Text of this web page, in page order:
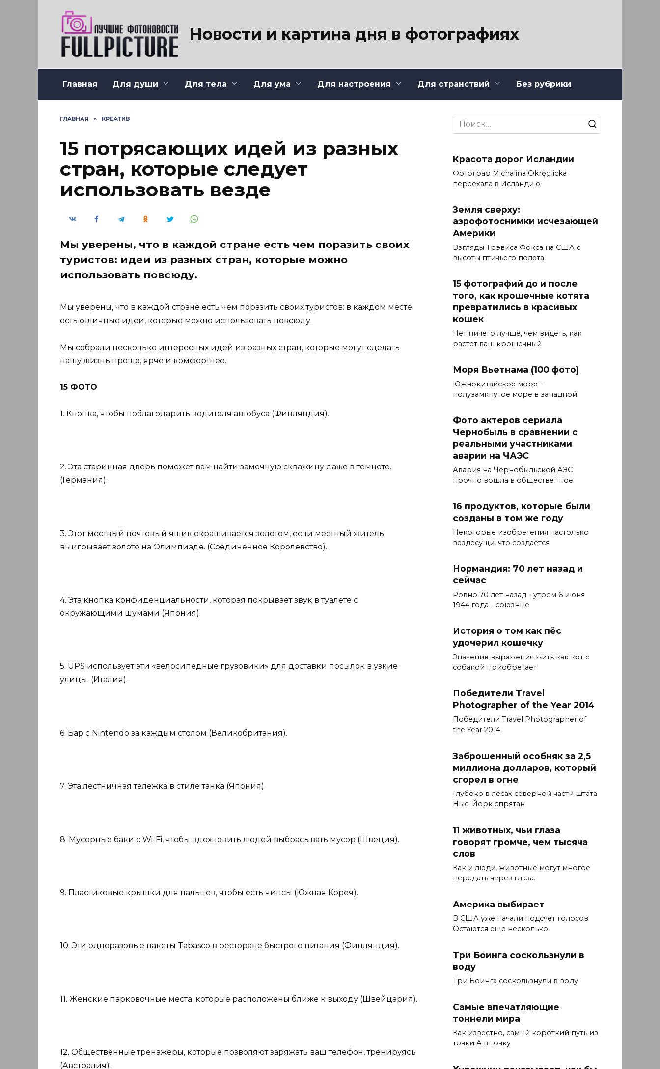
Новости и картина дня в фотографиях
Главная Для души Для тела Для ума Для настроения Для странствий Без рубрики
ГЛАВНАЯ » КРЕАТИВ
15 потрясающих идей из разных
стран, которые следует
использовать везде
Мы уверены, что в каждой стране есть чем поразить своих
туристов: идеи из разных стран, которые можно
использовать повсюду.
Мы уверены, что в каждой стране есть чем поразить своих туристов: в каждом месте
есть отличные идеи, которые можно использовать повсюду.
Мы собрали несколько интересных идей из разных стран, которые могут сделать
нашу жизнь проще, ярче и комфортнее.
15 ФОТО
1. Кнопка, чтобы поблагодарить водителя автобуса (Финляндия).
2. Эта старинная дверь поможет вам найти замочную скважину даже в темноте.
(Германия).
3. Этот местный почтовый ящик окрашивается золотом, если местный житель
выигрывает золото на Олимпиаде. (Соединенное Королевство).
4. Эта кнопка конфиденциальности, которая покрывает звук в туалете с
окружающими шумами (Япония).
5. UPS использует эти «велосипедные грузовики» для доставки посылок в узкие
улицы. (Италия).
6. Бар с Nintendo за каждым столом (Великобритания).
7. Эта лестничная тележка в стиле танка (Япония).
8. Мусорные баки с Wi-Fi, чтобы вдохновить людей выбрасывать мусор (Швеция).
9. Пластиковые крышки для пальцев, чтобы есть чипсы (Южная Корея).
10. Эти одноразовые пакеты Tabasco в ресторане быстрого питания (Финляндия).
11. Женские парковочные места, которые расположены ближе к выходу (Швейцария).
12. Общественные тренажеры, которые позволяют заряжать ваш телефон, тренируясь
(Австралия).
Search
for:
Красота дорог Исландии
Фотограф Michalina Okręglicka
переехала в Исландию
Земля сверху:
аэрофотоснимки исчезающей
Америки
Взгляды Трэвиса Фокса на США с
высоты птичьего полета
15 фотографий до и после
того, как крошечные котята
превратились в красивых
кошек
Нет ничего лучше, чем видеть, как
растет ваш крошечный
Моря Вьетнама (100 фото)
Южнокитайское море –
полузамкнутое море в западной
Фото актеров сериала
Чернобыль в сравнении с
реальными участниками
аварии на ЧАЭС
Авария на Чернобыльской АЭС
прочно вошла в общественное
16 продуктов, которые были
созданы в том же году
Некоторые изобретения настолько
вездесущи, что создается
Нормандия: 70 лет назад и
сейчас
Ровно 70 лет назад - утром 6 июня
1944 года - союзные
История о том как пёс
удочерил кошечку
Значение выражения жить как кот с
собакой приобретает
Победители Travel
Photographer of the Year 2014
Победители Travel Photographer of
the Year 2014.
Заброшенный особняк за 2,5
миллиона долларов, который
сгорел в огне
Глубоко в лесах северной части штата
Нью-Йорк спрятан
11 животных, чьи глаза
говорят громче, чем тысяча
слов
Как и люди, животные могут многое
передать через глаза.
Америка выбирает
В США уже начали подсчет голосов.
Остаются еще несколько
Три Боинга соскользнули в
воду
Три Боинга соскользнули в воду
Самые впечатляющие
тоннели мира
Как известно, самый короткий путь из
точки А в точку